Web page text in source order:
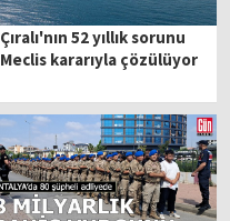
Çıralı'nın 52 yıllık sorunu
Meclis kararıyla çözülüyor